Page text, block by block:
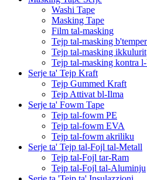
Washi Tape
Masking Tape
Film tal-masking
Tejp tal-masking
Tejp tal-masking ikkulurit
Tejp tal-masking kontra
Serje ta' Tejp Kraft
Tejp Gummed Kraft
Tejp Attivat bl-Ilma
Serje ta' Fowm Tape
Tejp tal-fowm PE
Tejp tal-fowm EVA
Tejp tal-fowm akriliku
Serje ta' Tejp tal-Fojl tal-Metall
Tejp tal-Fojl tar-Ram
Tejp tal-Fojl tal-Aluminju